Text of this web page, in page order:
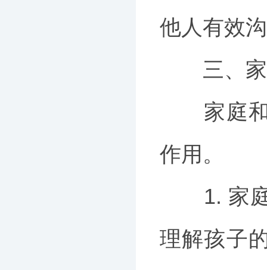
他人有效
三、家
家庭和
作用。
1. 家庭
理解孩子